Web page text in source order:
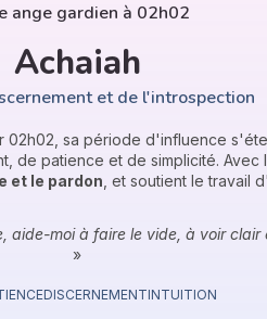
ange gardien à 02h02
Achaiah
et de l'introspection
02h02, sa période d'influence
de patience et de simplicité.
et le pardon , et soutient le travail
aide-moi à faire le vide, à voir
»
DISCERNEMENTINTUITION